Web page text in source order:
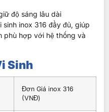
độ sáng lâu dài
inox 316 đầy đủ, giúp
phù hợp với hệ thống và
Sinh
Đơn Giá inox 316
(VNĐ)